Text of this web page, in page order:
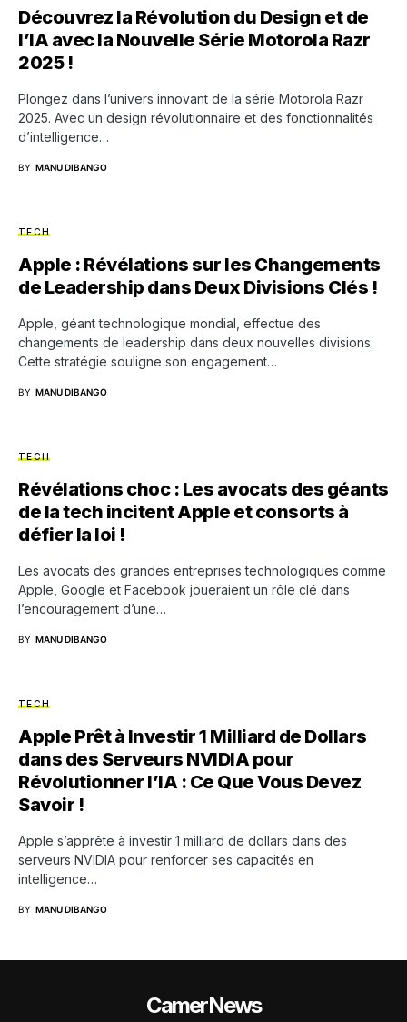
Découvrez la Révolution du Design et de
l’IA avec la Nouvelle Série Motorola Razr
2025 !
Plongez dans l’univers innovant de la série Motorola Razr
2025. Avec un design révolutionnaire et des fonctionnalités
d’intelligence…
BY MANU DIBANGO
TECH
Apple : Révélations sur les Changements
de Leadership dans Deux Divisions Clés !
Apple, géant technologique mondial, effectue des
changements de leadership dans deux nouvelles divisions.
Cette stratégie souligne son engagement…
BY MANU DIBANGO
TECH
Révélations choc : Les avocats des géants
de la tech incitent Apple et consorts à
défier la loi !
Les avocats des grandes entreprises technologiques comme
Apple, Google et Facebook joueraient un rôle clé dans
l’encouragement d’une…
BY MANU DIBANGO
TECH
Apple Prêt à Investir 1 Milliard de Dollars
dans des Serveurs NVIDIA pour
Révolutionner l’IA : Ce Que Vous Devez
Savoir !
Apple s’apprête à investir 1 milliard de dollars dans des
serveurs NVIDIA pour renforcer ses capacités en
intelligence…
BY MANU DIBANGO
CamerNews